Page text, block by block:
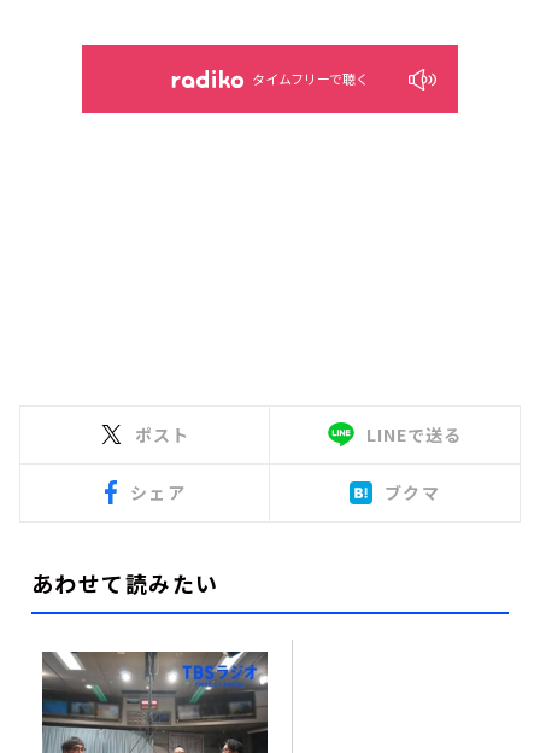
タイムフリーで聴く
ポスト LINEで送る
シェア ブクマ
あわせて読みたい